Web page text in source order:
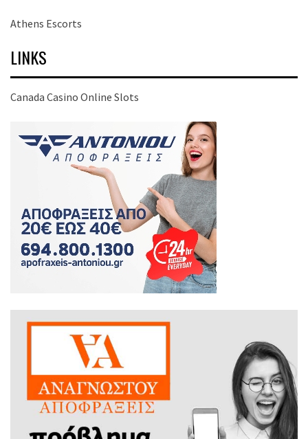
Athens Escorts
LINKS
Canada Casino Online Slots